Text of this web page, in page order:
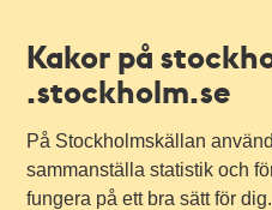
Kakor på
.stockholm.se
På Stockholmskällan
sammanställa statistik och
fungera på ett bra sätt för dig.